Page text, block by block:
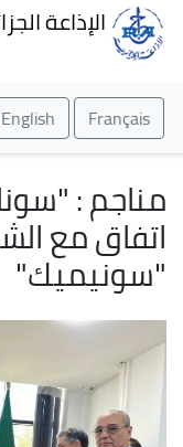
الإذاعة
Français
English
مناجم :
اتفاق مع
"سونيميك"